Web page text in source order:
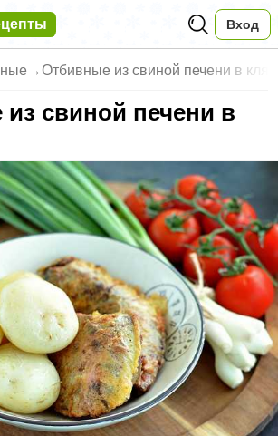
Вход
→Отбивные из свиной печени в
свиной печени в